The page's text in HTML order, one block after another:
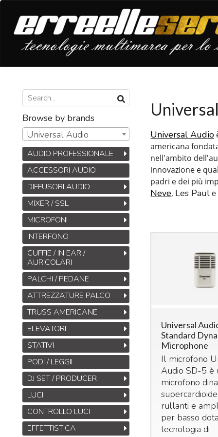
Universal Audio
americana
nell'ambito
innovazione e
padri e dei più
Neve, Les Paul
Universal
Standard
Microphone
Il microfono
Audio SD-5 è
microfono
rullanti e
per basso
tecnologia di
Browse by brands
Universal Audio
AUDIO PROFESSIONALE
ACCESSORI AUDIO
DIFFUSORI AUDIO
MIXER / SSL
MICROFONI
INTERFONO
CUFFIE / IN EAR /
AURICOLARI
PALCHI / PEDANE
ATTREZZATURE PALCO
TRUSS AMERICANE
ELEVATORI
STATIVI
PODI / LEGGII
DJ SET / PRODUCER
LUCI
CONTROLLO LUCI
EFFETTISTICA